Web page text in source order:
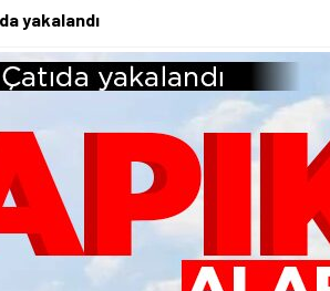
yakalandı